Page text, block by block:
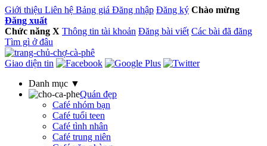
Giới thiệu Liên hệ Bảng giá Đăng nhập Đăng ký Chào mừng
Đăng xuất
Chức năng X Thông tin tài khoản Đăng bài viết Các bài đã đăng
Tìm gì ở đâu
Giao diện tin
Danh mục ▼
Quán đẹp
Café nhóm bạn
Café tuổi teen
Café tình nhân
Café trung niên